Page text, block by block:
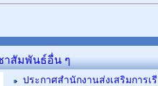
าสัมพันธ์อื่น ๆ
ประกาศสำนักงานส่งเสริมการเ